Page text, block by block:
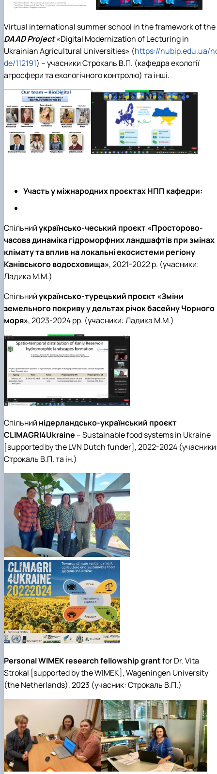
Virtual international summer school in the framework of the
DAAD Project«Digital Modernization of Lecturing in
Ukrainian Agricultural Universities» (https://nubip.edu.ua/
de/112191) – учасники Строкаль В.П. (кафедра екології
агросфери та екологічного контролю) та інші.
Участь у міжнародних проєктах НПП кафедри:
Спільнийукраїнсько-чеський проєкт «Просторово-
часова динаміка гідроморфних ландшафтів при змінах
клімату та вплив на локальні екосистеми регіону
Канівського водосховища», 2021-2022 р. (учасники:
Ладика М.М.)
Спільнийукраїнсько-турецький проєкт«Зміни
земельного покриву у дельтах річок басейну Чорного
моря», 2023-2024 рр. (учасники: Ладика М.М.)
Спільний нідерландсько-український проєкт
CLIMAGRI4Ukraine –Sustainable food systems in Ukraine
[supported by the LVN Dutch funder], 2022-2024
Строкаль В.П. та ін.)
Personal WIMEK research fellowship grantfor Dr. Vita
Strokal [supported by the WIMEK], Wageningen University
(the Netherlands), 2023 (учасник: Строкаль В.П.)